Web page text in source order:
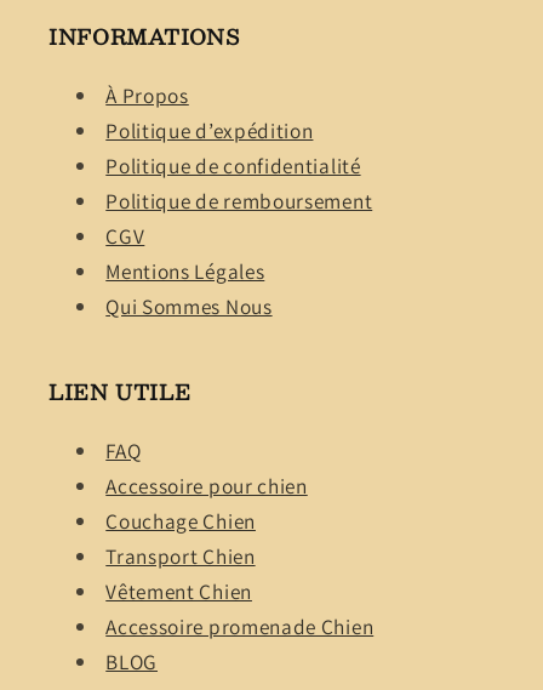
INFORMATIONS
À Propos
Politique d’expédition
Politique de confidentialité
Politique de remboursement
CGV
Mentions Légales
Qui Sommes Nous
LIEN UTILE
FAQ
Accessoire pour chien
Couchage Chien
Transport Chien
Vêtement Chien
Accessoire promenade Chien
BLOG